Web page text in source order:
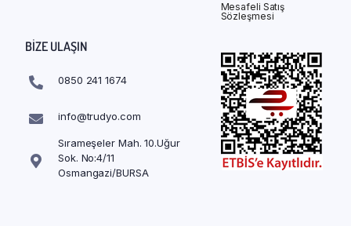
Mesafeli Satış
Sözleşmesi
BIZE ULAŞIN
0850 241 1674
info@trudyo.com
Sırameşeler Mah. 10.Uğur
Sok. No:4/11
Osmangazi/BURSA